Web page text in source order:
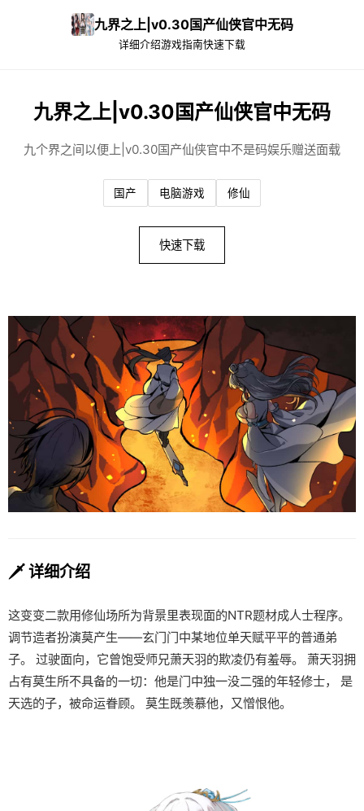
九界之上|v0.30国产仙侠官中无码
详细介绍游戏指南快速下载
九界之上|v0.30国产仙侠官中无码
九个界之间以便上|v0.30国产仙侠官中不是码娱乐赠送面载
国产 电脑游戏 修仙
快速下载
🗡️ 详细介绍
这变变二款用修仙场所为背景里表现面的NTR题材成人士程序。
调节造者扮演莫产生——玄门门中某地位单天赋平平的普通弟
子。 过驶面向，它曾饱受师兄萧天羽的欺凌仍有羞辱。 萧天羽拥
占有莫生所不具备的一切：他是门中独一没二强的年轻修士， 是
天选的子，被命运眷顾。 莫生既羡慕他，又憎恨他。